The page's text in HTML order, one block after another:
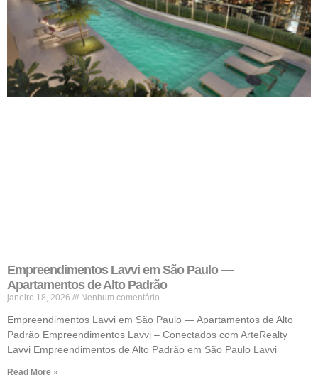
Empreendimentos Lavvi em São Paulo —
Apartamentos de Alto Padrão
janeiro 18, 2026 Nenhum comentário
Empreendimentos Lavvi em São Paulo — Apartamentos de Alto
Padrão Empreendimentos Lavvi – Conectados com ArteRealty
Lavvi Empreendimentos de Alto Padrão em São Paulo Lavvi
Read More »